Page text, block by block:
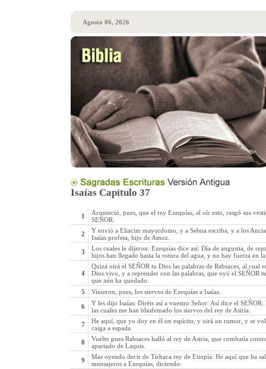
Agosto 06, 2026
Isaías Capítulo 37
1
Aconteció, pues, que el rey Ezequías, al oír esto, rasgó sus
SEÑOR.
2
Y envió a Eliacim mayordomo, y a Sebna escriba, y a los
Isaías profeta, hijo de Amoz.
3
Los cuales le dijeron: Ezequías dice así: Día de angustia, de
hijos han llegado hasta la rotura del agua, y no hay fuerza en
4
Quizá oirá el SEÑOR tu Dios las palabras de Rabsaces, al cual
Dios vivo, y a reprender con las palabras, que oyó el SEÑOR
que aún ha quedado.
5
Vinieron, pues, los siervos de Ezequías a Isaías.
6
Y les dijo Isaías: Diréis así a vuestro Señor: Así dice el
las cuales me han blasfemado los siervos del rey de Asiria.
7
He aquí, que yo doy en él un espíritu, y oirá un rumor, y se
caiga a espada.
8
Vuelto pues Rabsaces halló al rey de Asiria, que combatía
apartado de Laquis.
9
Mas oyendo decir de Tirhaca rey de Etiopía: He aquí que ha
mensajeros a Ezequías, diciendo: